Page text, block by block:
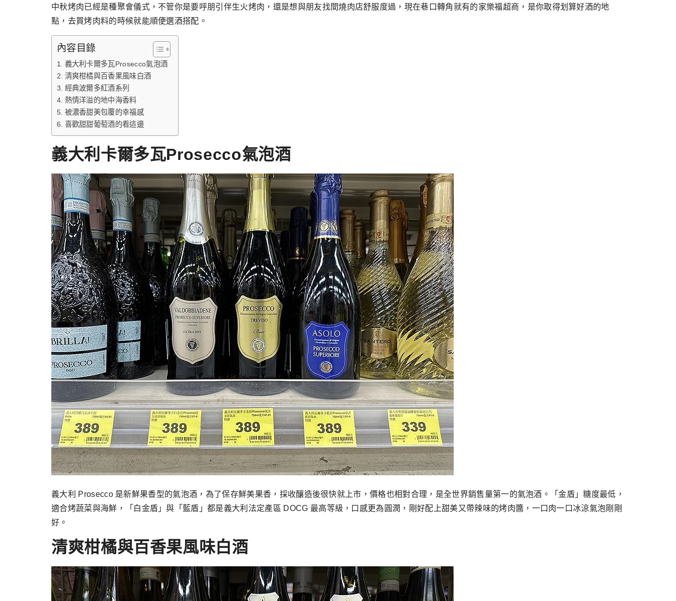
中秋烤肉已經是種聚會儀式，不管你是要呼朋引伴生火烤肉，還是想與朋友找間燒肉店舒服度過，現在巷口轉角就有的家樂福超商，是你取得划算好酒的地
點，去買烤肉料的時候就能順便選酒搭配。
內容目錄
義大利卡爾多瓦Prosecco氣泡酒
清爽柑橘與百香果風味白酒
經典波爾多紅酒系列
熱情洋溢的地中海香料
被濃香甜美包覆的幸福感
喜歡甜甜葡萄酒的看這邊
義大利卡爾多瓦Prosecco氣泡酒
義大利 Prosecco 是新鮮果香型的氣泡酒，為了保存鮮美果香，採收釀造後很快就上市，價格也相對合理，是全世界銷售量第一的氣泡酒。「金盾」糖度最低，
適合烤蔬菜與海鮮，「白金盾」與「藍盾」都是義大利法定產區 DOCG 最高等級，口感更為圓潤，剛好配上甜美又帶辣味的烤肉醬，一口肉一口冰涼氣泡剛剛
好。
清爽柑橘與百香果風味白酒